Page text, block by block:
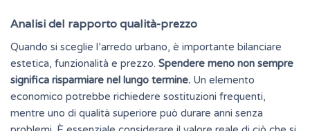
Analisi del rapporto qualità-prezzo
Quando si sceglie l’arredo urbano, è importante bilanciare
estetica, funzionalità e prezzo. Spendere meno non sempre
significa risparmiare nel lungo termine. Un elemento
economico potrebbe richiedere sostituzioni frequenti,
mentre uno di qualità superiore può durare anni senza